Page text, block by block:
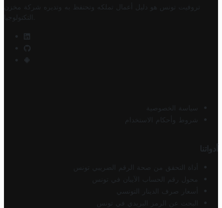
تروفيت تونس هو دليل أعمال تملكه وتحتفظ به وتديره
شركة مخزن
التكنولوجيا
سياسة الخصوصية
شروط وأحكام الاستخدام
أدواتنا
أداة التحقق من صحة الرقم الضريبي تونس
محول رقم الحساب الآيبان في تونس
أسعار صرف الدينار التونسي
البحث عن الرمز البريدي في تونس